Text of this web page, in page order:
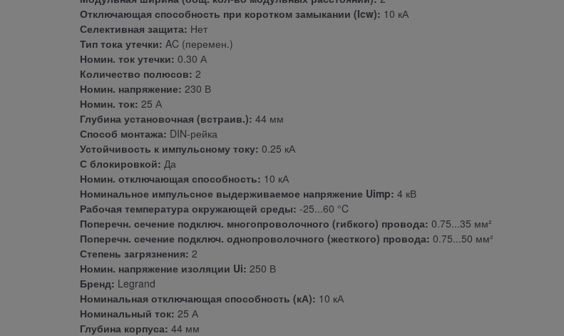
Отключающая способность при коротком замыкании (Icw): 10 кА
Селективная защита: Нет
Тип тока утечки: AC (перемен.)
Номин. ток утечки: 0.30 А
Количество полюсов: 2
Номин. напряжение: 230 В
Номин. ток: 25 А
Глубина установочная (встраив.): 44 мм
Способ монтажа: DIN-рейка
Устойчивость к импульсному току: 0.25 кА
С блокировкой: Да
Номин. отключающая способность: 10 кА
Номинальное импульсное выдерживаемое напряжение Uimp: 4 кВ
Рабочая температура окружающей среды: -25...60 °C
Поперечн. сечение подключ. многопроволочного (гибкого) провода: 0.75...35 мм²
Поперечн. сечение подключ. однопроволочного (жесткого) провода: 0.75...50 мм²
Степень загрязнения: 2
Номин. напряжение изоляции Ui: 250 В
Бренд: Legrand
Номинальная отключающая способность (кА): 10 кА
Номинальный ток: 25 А
Глубина корпуса: 44 мм